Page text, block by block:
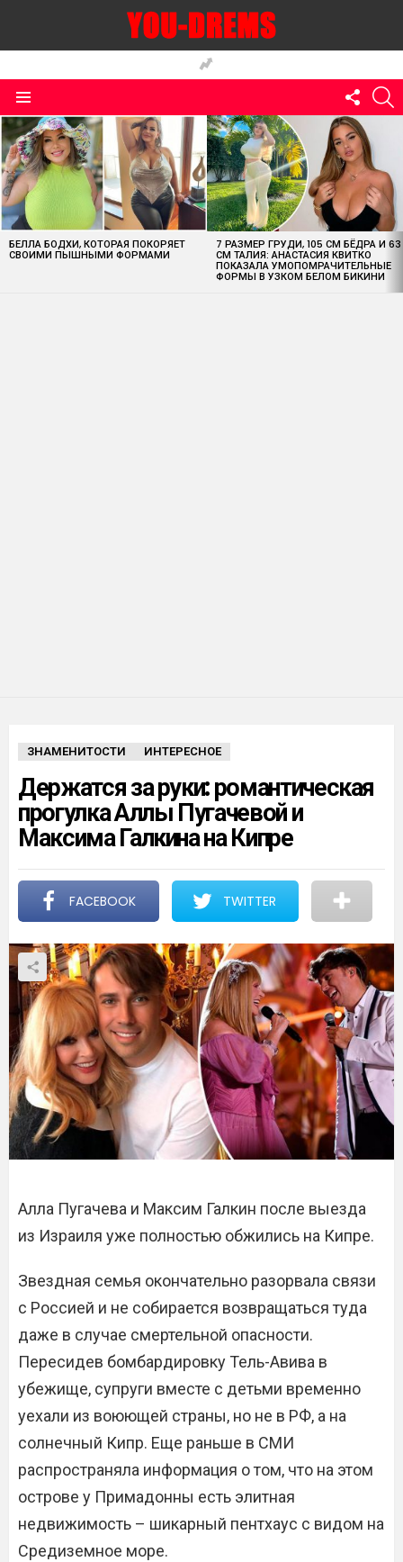
US
MOST
VIEWED
STORIES
БЕЛЛА БОДХИ, КОТОРАЯ ПОКОРЯЕТ
СВОИМИ ПЫШНЫМИ ФОРМАМИ
7 РАЗМЕР ГРУДИ, 105 СМ БЁДРА И 63
СМ ТАЛИЯ: АНАСТАСИЯ КВИТКО
ПОКАЗАЛА УМОПОМРАЧИТЕЛЬНЫЕ
ФОРМЫ В УЗКОМ БЕЛОМ БИКИНИ
ЗНАМЕНИТОСТИ ИНТЕРЕСНОЕ
Держатся за руки: романтическая
прогулка Аллы Пугачевой и
Максима Галкина на Кипре
FACEBOOK TWITTER
Алла Пугачева и Максим Галкин после выезда
из Израиля уже полностью обжились на Кипре.
Звездная семья окончательно разорвала связи
с Россией и не собирается возвращаться туда
даже в случае смертельной опасности.
Пересидев бомбардировку Тель-Авива в
убежище, супруги вместе с детьми временно
уехали из воюющей страны, но не в РФ, а на
солнечный Кипр. Еще раньше в СМИ
распространяла информация о том, что на этом
острове у Примадонны есть элитная
недвижимость – шикарный пентхаус с видом на
Средиземное море.